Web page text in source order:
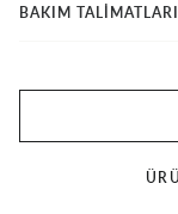
BAKIM TALİMATLARI